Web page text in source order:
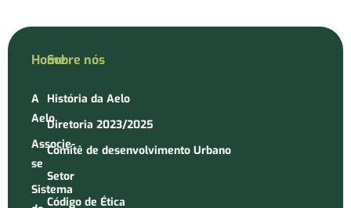
Home
A
Aelo
Associe-
se
Sistema
Sobre nós
História da Aelo
Diretoria 2023/2025
Comitê de desenvolvimento Urbano
Setor
Código de Ética